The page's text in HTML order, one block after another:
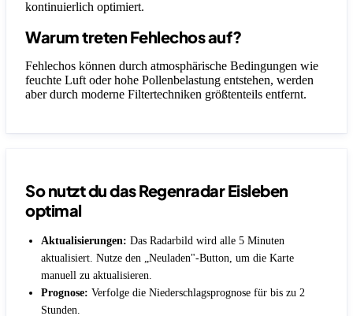
kontinuierlich optimiert.
Warum treten Fehlechos auf?
Fehlechos können durch atmosphärische Bedingungen wie
feuchte Luft oder hohe Pollenbelastung entstehen, werden
aber durch moderne Filtertechniken größtenteils entfernt.
So nutzt du das Regenradar Eisleben
optimal
Aktualisierungen: Das Radarbild wird alle 5 Minuten
aktualisiert. Nutze den „Neuladen"-Button, um die Karte
manuell zu aktualisieren.
Prognose: Verfolge die Niederschlagsprognose für bis zu 2
Stunden.